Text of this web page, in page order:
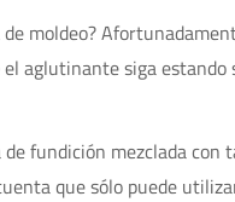
moldeo?
aglutinante siga
fundición mezclada con
que sólo puede